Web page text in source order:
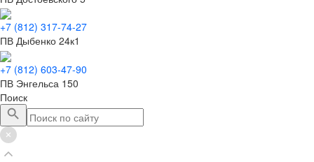
+7 (812) 317-74-27
ПВ Дыбенко 24к1
+7 (812) 603-47-90
ПВ Энгельса 150
Поиск